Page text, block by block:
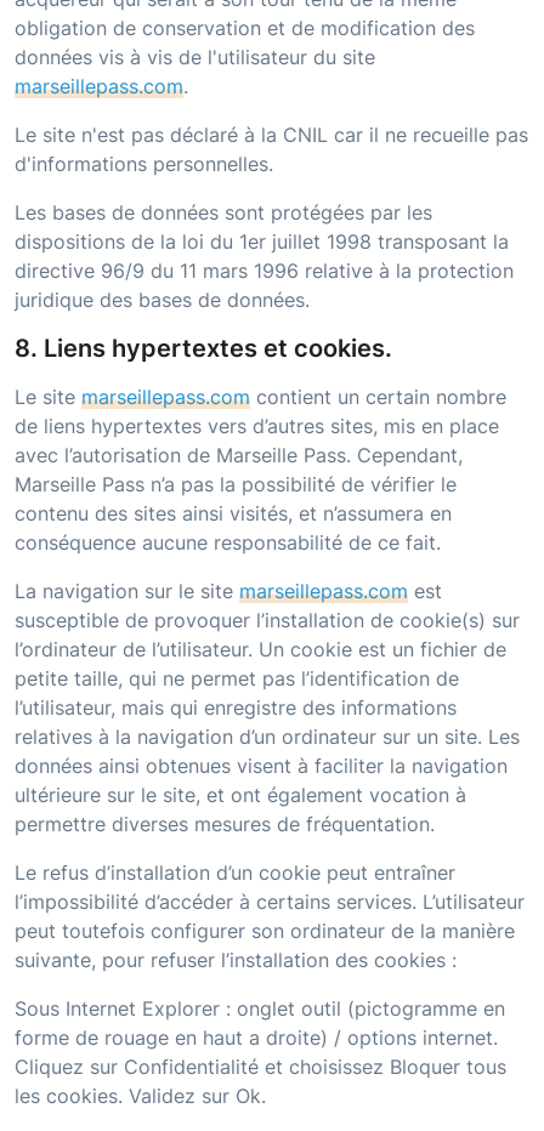
obligation de conservation et de modification des
données vis à vis de l'utilisateur du site
marseillepass.com.
Le site n'est pas déclaré à la CNIL car il ne recueille pas
d'informations personnelles.
Les bases de données sont protégées par les
dispositions de la loi du 1er juillet 1998 transposant la
directive 96/9 du 11 mars 1996 relative à la protection
juridique des bases de données.
8. Liens hypertextes et cookies.
Le site marseillepass.com contient un certain nombre
de liens hypertextes vers d’autres sites, mis en place
avec l’autorisation de Marseille Pass. Cependant,
Marseille Pass n’a pas la possibilité de vérifier le
contenu des sites ainsi visités, et n’assumera en
conséquence aucune responsabilité de ce fait.
La navigation sur le site marseillepass.com est
susceptible de provoquer l’installation de cookie(s) sur
l’ordinateur de l’utilisateur. Un cookie est un fichier de
petite taille, qui ne permet pas l’identification de
l’utilisateur, mais qui enregistre des informations
relatives à la navigation d’un ordinateur sur un site. Les
données ainsi obtenues visent à faciliter la navigation
ultérieure sur le site, et ont également vocation à
permettre diverses mesures de fréquentation.
Le refus d’installation d’un cookie peut entraîner
l’impossibilité d’accéder à certains services. L’utilisateur
peut toutefois configurer son ordinateur de la manière
suivante, pour refuser l’installation des cookies :
Sous Internet Explorer : onglet outil (pictogramme en
forme de rouage en haut a droite) / options internet.
Cliquez sur Confidentialité et choisissez Bloquer tous
les cookies. Validez sur Ok.